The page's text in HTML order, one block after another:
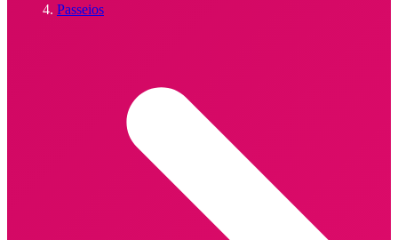
Passeios